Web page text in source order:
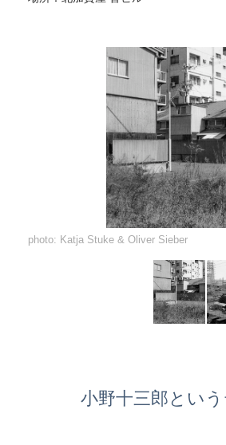
photo: Katja Stuke & Oliver Sieber
photo: Katja Stuke & Oliver Sieber
photo: Katja Stuke & Oliver Sieber
photo: Katja Stuke & Oliver Sieber
photo: Katja Stuke & Oliver Sieber
photo: Katja Stuke & Oliver Sieber
小野十三郎とい